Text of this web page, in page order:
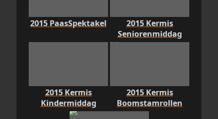
2015 PaasSpektakel
2015 Kermis
Seniorenmiddag
2015 Kermis
Kindermiddag
2015 Kermis
Boomstamrollen